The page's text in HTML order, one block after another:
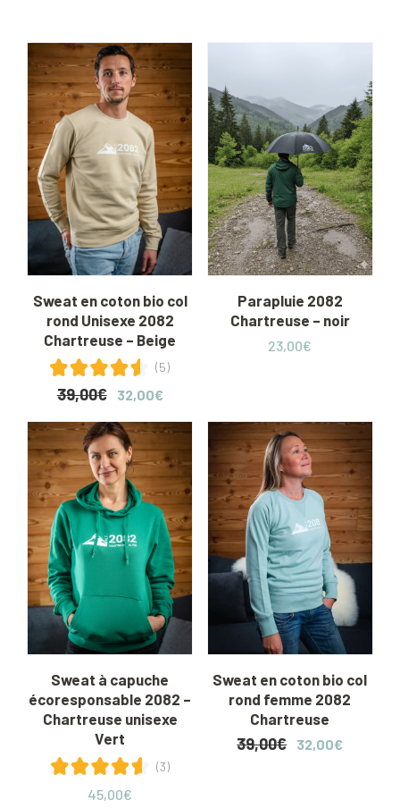
Sweat en coton bio col
rond Unisexe 2082
Chartreuse – Beige
(5)
39,00€
Le
prix
initial
était :
39,00€.
32,00€Le
prix
est :
32,00€.
Parapluie 2082
Chartreuse – noir
23,00€
Sweat à capuche
écoresponsable 2082 –
Chartreuse unisexe
Vert
(3)
45,00€
Sweat en coton bio col
rond femme 2082
Chartreuse
39,00€
Le
32,00€Le